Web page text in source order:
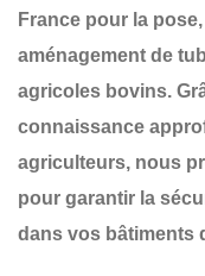
France pour la
aménagement de
agricoles bovins.
connaissance
agriculteurs, nous
pour garantir la
dans vos bâtiments